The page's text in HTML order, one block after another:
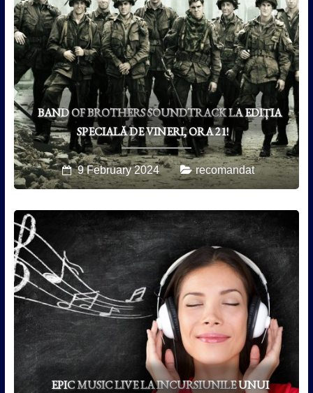
BAND OF BROTHERS SOUNDTRACK LA EDIȚIA
SPECIALĂ DE VINERI, ORA 21!
9 February 2024 recomandat
EPIC MUSIC LIVE LA INCURSIUNILE UNUI